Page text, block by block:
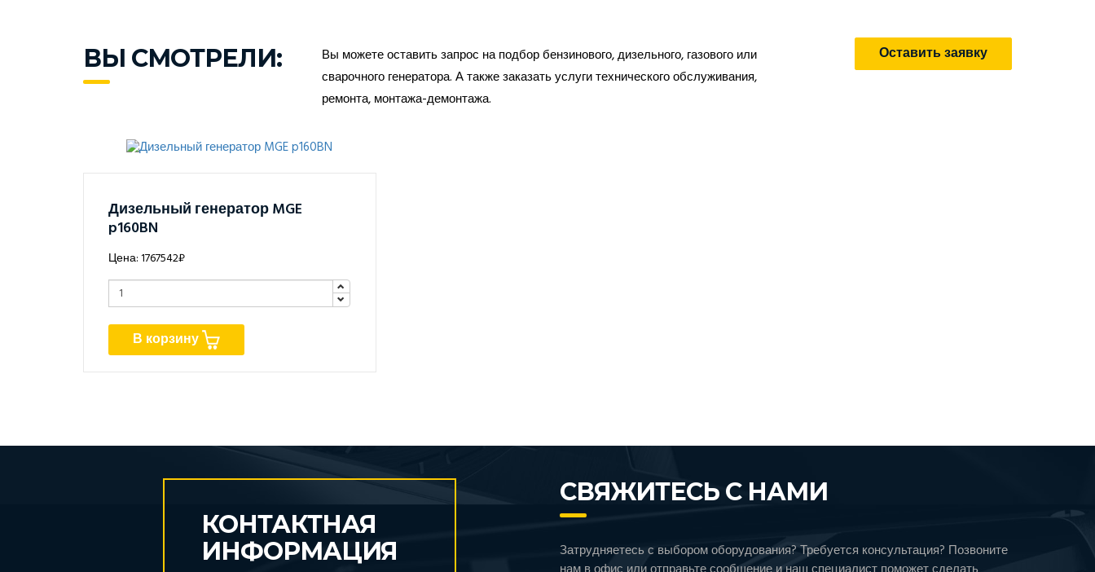
ВЫ СМОТРЕЛИ:
Вы можете оставить запрос на подбор бензинового, дизельного, газового или
сварочного генератора. А также заказать услуги технического обслуживания,
ремонта, монтажа-демонтажа.
Оставить заявку
Дизельный генератор MGE
p160BN
Цена: 1767542₽
В корзину
КОНТАКТНАЯ
ИНФОРМАЦИЯ
СВЯЖИТЕСЬ С НАМИ
Затрудняетесь с выбором оборудования? Требуется консультация? Позвоните